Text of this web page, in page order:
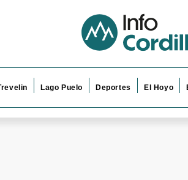
Lago Puelo Deportes El Hoyo